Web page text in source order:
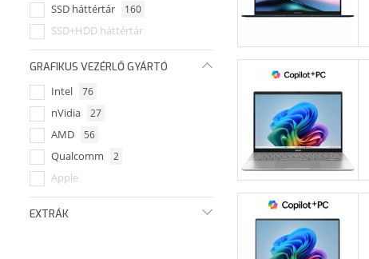
96GB
1
SSD háttértár 160
SSD+HDD háttértár
GRAFIKUS VEZÉRLŐ GYÁRTÓ
Intel 76
nVidia 27
AMD 56
Qualcomm 2
Apple
EXTRÁK